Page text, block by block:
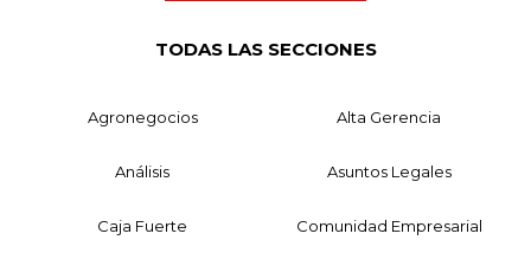
TODAS LAS SECCIONES
Agronegocios Alta Gerencia
Análisis Asuntos Legales
Caja Fuerte Comunidad Empresarial